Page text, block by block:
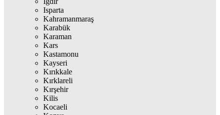
Isparta
Kahramanmaraş
Karabük
Karaman
Kars
Kastamonu
Kayseri
Kırıkkale
Kırklareli
Kırşehir
Kilis
Kocaeli